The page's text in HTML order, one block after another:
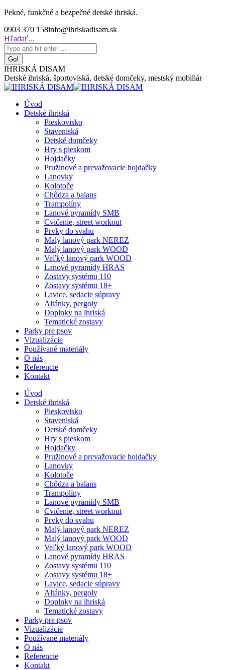
Skip
content
Pekné, funkčné a bezpečné detské ihriská.
0903 370 158info@ihriskadisam.sk
Search:
Hľadať...
IHRISKÁ DISAM
Detské ihriská, športoviská, detské domčeky, mestský mobiliár
Úvod
Detské ihriská
Pieskovisko
Staveniská
Detské domčeky
Hry s pieskom
Hojdačky
Pružinové a prevažovacie hojdačky
Lanovky
Kolotoče
Chôdza a balans
Trampolíny
Lanové pyramídy SMB
Cvičenie, street workout
Prvky do svahu
Malý lanový park NEREZ
Malý lanový park WOOD
Veľký lanový park WOOD
Lanové pyramídy HRAS
Zostavy systému 110
Zostavy systému 18+
Lavice, sedacie súpravy
Altánky, pergoly
Doplnky na ihriská
Tematické zostavy
Parky pre psov
Vizualizácie
Používané materiály
O nás
Referencie
Kontakt
Úvod
Detské ihriská
Pieskovisko
Staveniská
Detské domčeky
Hry s pieskom
Hojdačky
Pružinové a prevažovacie hojdačky
Lanovky
Kolotoče
Chôdza a balans
Trampolíny
Lanové pyramídy SMB
Cvičenie, street workout
Prvky do svahu
Malý lanový park NEREZ
Malý lanový park WOOD
Veľký lanový park WOOD
Lanové pyramídy HRAS
Zostavy systému 110
Zostavy systému 18+
Lavice, sedacie súpravy
Altánky, pergoly
Doplnky na ihriská
Tematické zostavy
Parky pre psov
Vizualizácie
Používané materiály
O nás
Referencie
Kontakt